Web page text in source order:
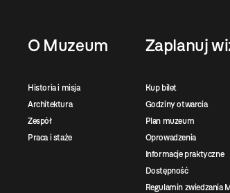
O Muzeum
Historia i misja
Architektura
Zespół
Praca i staże
Zaplanuj
Kup bilet
Godziny otwarcia
Plan muzeum
Oprowadzenia
Informacje praktyczne
Dostępność
Regulamin zwiedzania